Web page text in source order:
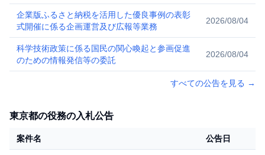
企業版ふるさと納税を活用した優良事例の表彰
式開催に係る企画運営及び広報等業務
2026/08/04
科学技術政策に係る国民の関心喚起と参画促進
のための情報発信等の委託
2026/08/04
すべての公告を見る →
東京都の役務の入札公告
案件名 公告日